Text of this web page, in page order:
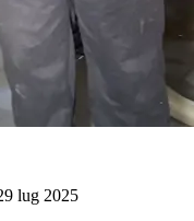
lug 2025